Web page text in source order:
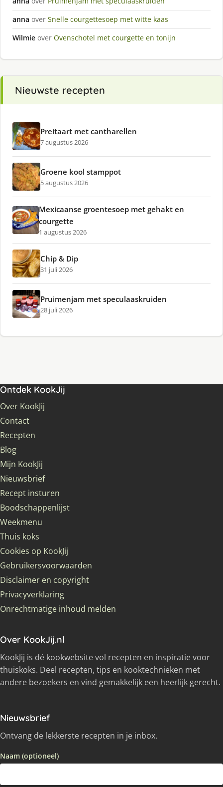
anna over Snelle courgettesoep met witte kaas
Wilmie over Ovenschotel met courgette en tonijn
Nieuwste recepten
Preitaart met cantharellen
7 augustus 2026
Groene kool stamppot
5 augustus 2026
Mexicaanse groentesoep met gehakt en
courgette
1 augustus 2026
Chip & Dip
31 juli 2026
Pruimenjam met speculaaskruiden
28 juli 2026
Ontdek KookJij
Over KookJij
Contact
Recepten
Blog
Mijn KookJij
Nieuwsbrief
Recept insturen
Boodschappenlijst
Weekmenu
Thuis koks
Cookies op KookJij
Gebruikersvoorwaarden
Disclaimer en copyright
Privacyverklaring
Onrechtmatige inhoud melden
Over KookJij.nl
KookJij is dé kookwebsite vol recepten en inspiratie voor
thuiskoks. Deel recepten, tips en kooktechnieken met
andere bezoekers en vind gemakkelijk een heerlijk gerecht.
Nieuwsbrief
Ontvang de lekkerste recepten in je inbox.
Naam (optioneel)